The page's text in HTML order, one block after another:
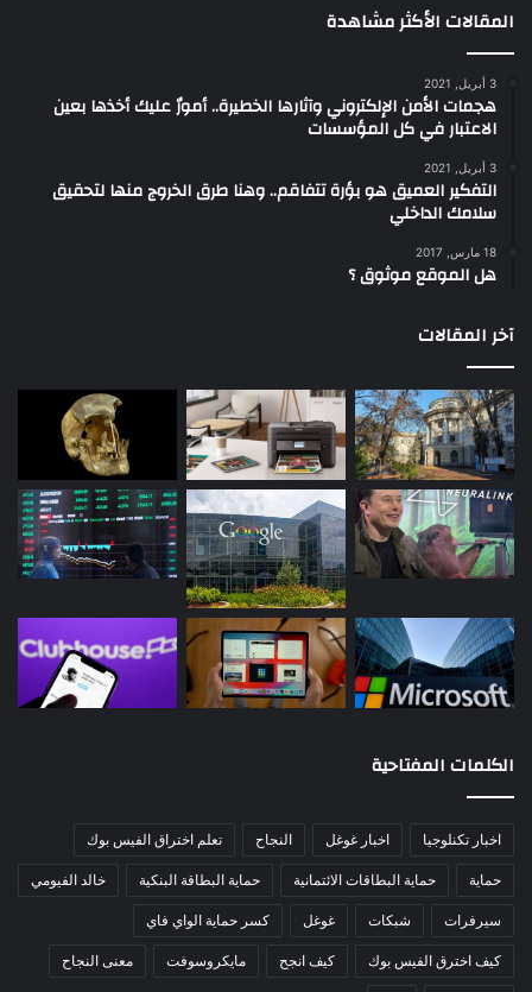
المقالات الأكثر مشاهدة
3 أبريل, 2021
هجمات الأمن الإلكتروني وآثارها الخطيرة.. أمورٌ عليك أخذها بعين
الاعتبار في كل المؤسسات
3 أبريل, 2021
التفكير العميق هو بؤرة تتفاقم.. وهنا طرق الخروج منها لتحقيق
سلامك الداخلي
18 مارس, 2017
هل الموقع موثوق ؟
آخر المقالات
الكلمات المفتاحية
اخبار تكنلوجيا اخبار غوغل النجاح تعلم اختراق الفيس بوك
حماية حماية البطاقات الائتمانية حماية البطاقة البنكية خالد الفيومي
سيرفرات شبكات غوغل كسر حماية الواي فاي
كيف اخترق الفيس بوك كيف انجح مايكروسوفت معنى النجاح